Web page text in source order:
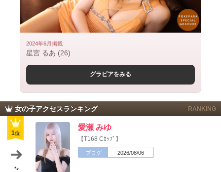
2024年6月掲載
星宮 るあ (26)
グラビアをみる
女の子アクセスランキング RANKING
1位
🐾
愛瀬 みゆ
【T168 Cｶｯﾌﾟ】
ブログ 2026/08/06